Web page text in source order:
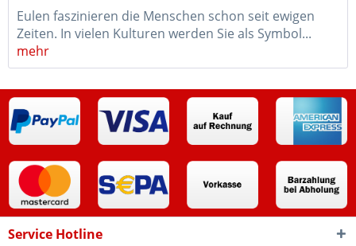
Eulen faszinieren die Menschen schon seit ewigen
Zeiten. In vielen Kulturen werden Sie als Symbol...
mehr
Service Hotline